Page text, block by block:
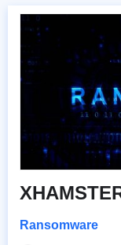
Ransomware